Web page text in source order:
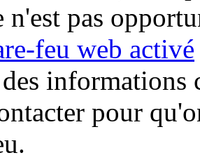
n'est pas
feu web activé
informations
pour